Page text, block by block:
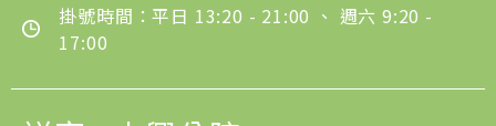
掛號時間：平日 13:20 - 21:00 、 週六 9:20 -
17:00